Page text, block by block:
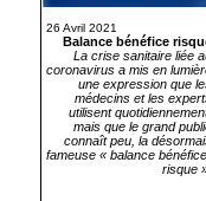
26 Avril 2021
Balance bénéfice
La crise sanitaire liée
coronavirus a mis en
une expression que
médecins et les
utilisent
mais que le grand
connaît peu, la
fameuse « balance
risque